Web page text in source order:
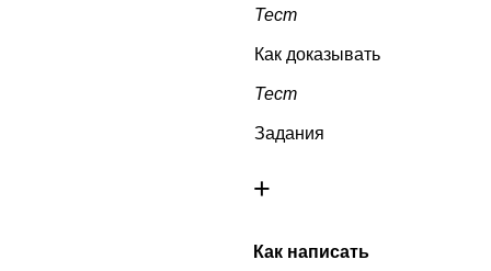
Тест
Как доказывать
Тест
Задания
+
Как написать